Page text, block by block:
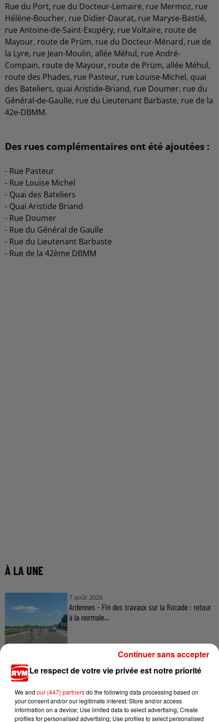
Rue du Port, rue du Docteur-Lemaire, rue Mermoz, rue
Hélène-Boucher, rue Didier-Daurat, rue Maryse-Bastié,
rue Antoine-de-Saint-Exupéry, rue Voltaire, route de
Mayour, route de Prüm, rue du Docteur-Ménard, rue de
la Lyre, rue Jean-Moulin, allée Méhul, rue André-
Compain, route de Mayour, route de Prüm, allée Méhul,
route des Phades, rue Pasteur, rue Louise-Michel, quai
des Bateliers, quai Aristide-Briand, rue Doumer, rue du
Général-de-Gaulle, rue du Lieutenant Barbaste, rue de la
42e-DBMM.
Des rues complémentaires ont été ajoutées :
- Rue Pasteur
- Rue Louise Michel
- Quai des Bateliers
- Quai Aristide Briand
- Rue Doumer
- Rue du Général de Gaulle
- Rue du Lieutenant Barbaste
- Rue de la 42ème DBMM
À LA UNE
7 août 2026
Ardennes - Fin des travaux sur la Rocade : retour
à la normale...
Ardennes - Retour à la normale dans 48 heures
Le respect de votre vie privée est notre priorité
We and our (447) partnersdo the following data processing based on
your consent and/or our legitimate interest: Store and/or access
information on a device; Use limited data to select advertising; Create
profiles for personalised advertising; Use profiles to select personalised
Continuer sans accepter